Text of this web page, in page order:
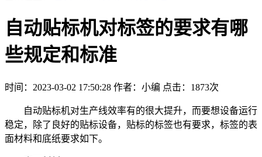
自动贴标机对标签的要求有哪
些规定和标准
时间：2023-03-02 17:50:28 作者：小编 点击： 1873次
自动贴标机对生产线效率有的很大提升，而要想设备运行
稳定，除了良好的贴标设备，贴标的标签也有要求，标签的表
面材料和底纸要求如下。